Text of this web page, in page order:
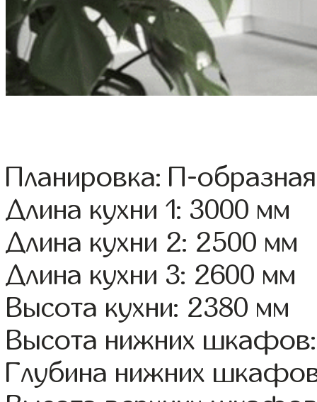
Планировка: П-образная
Длина кухни 1: 3000 мм
Длина кухни 2: 2500 мм
Длина кухни 3: 2600 мм
Высота кухни: 2380 мм
Высота нижних
Глубина нижних